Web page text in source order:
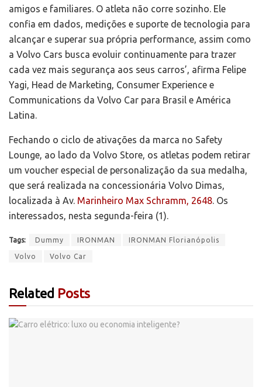
amigos e familiares. O atleta não corre sozinho. Ele
confia em dados, medições e suporte de tecnologia para
alcançar e superar sua própria performance, assim como
a Volvo Cars busca evoluir continuamente para trazer
cada vez mais segurança aos seus carros’, afirma Felipe
Yagi, Head de Marketing, Consumer Experience e
Communications da Volvo Car para Brasil e América
Latina.
Fechando o ciclo de ativações da marca no Safety
Lounge, ao lado da Volvo Store, os atletas podem retirar
um voucher especial de personalização da sua medalha,
que será realizada na concessionária Volvo Dimas,
localizada à Av. Marinheiro Max Schramm, 2648. Os
interessados, nesta segunda-feira (1).
Tags: Dummy IRONMAN IRONMAN Florianópolis
Volvo Volvo Car
Related Posts